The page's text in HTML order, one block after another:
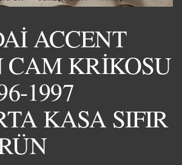
ACCENT
CAM KRİKOSU
1997
KASA SIFIR